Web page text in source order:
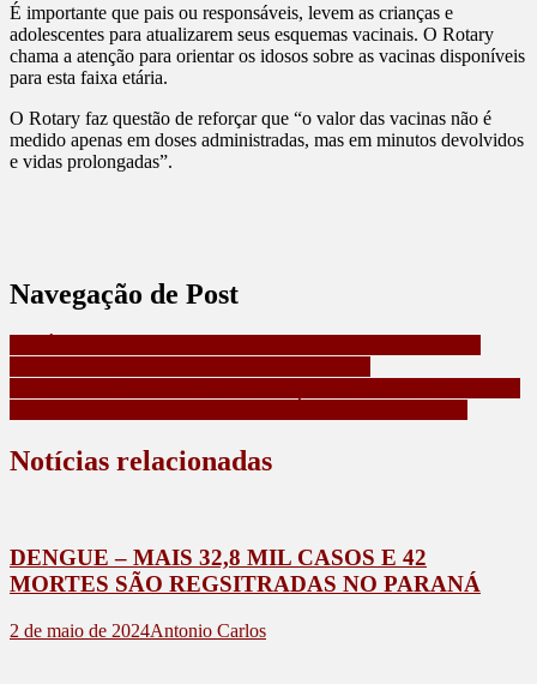
É importante que pais ou responsáveis, levem as crianças e
adolescentes para atualizarem seus esquemas vacinais. O Rotary
chama a atenção para orientar os idosos sobre as vacinas disponíveis
para esta faixa etária.
O Rotary faz questão de reforçar que “o valor das vacinas não é
medido apenas em doses administradas, mas em minutos devolvidos
e vidas prolongadas”.
Navegação de Post
Notícias relacionadas
DENGUE – MAIS 32,8 MIL CASOS E 42
MORTES SÃO REGSITRADAS NO PARANÁ
2 de maio de 2024Antonio Carlos